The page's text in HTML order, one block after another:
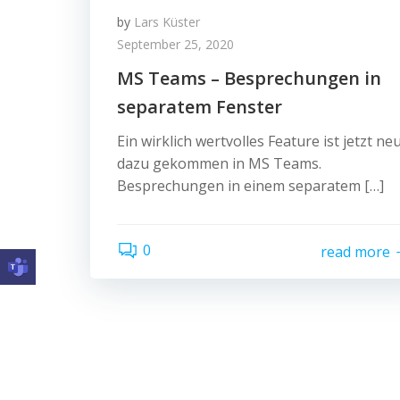
by Lars Küster
September 25, 2020
MS Teams – Besprechungen in
separatem Fenster
Ein wirklich wertvolles Feature ist jetzt
dazu gekommen in MS Teams.
Besprechungen in einem separatem […]
0 read more